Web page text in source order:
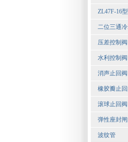
ZL47F-16
二位三通
压差控制阀
水利控制阀
消声止回阀
橡胶瓣止回
滚球止回阀
弹性座封闸
波纹管